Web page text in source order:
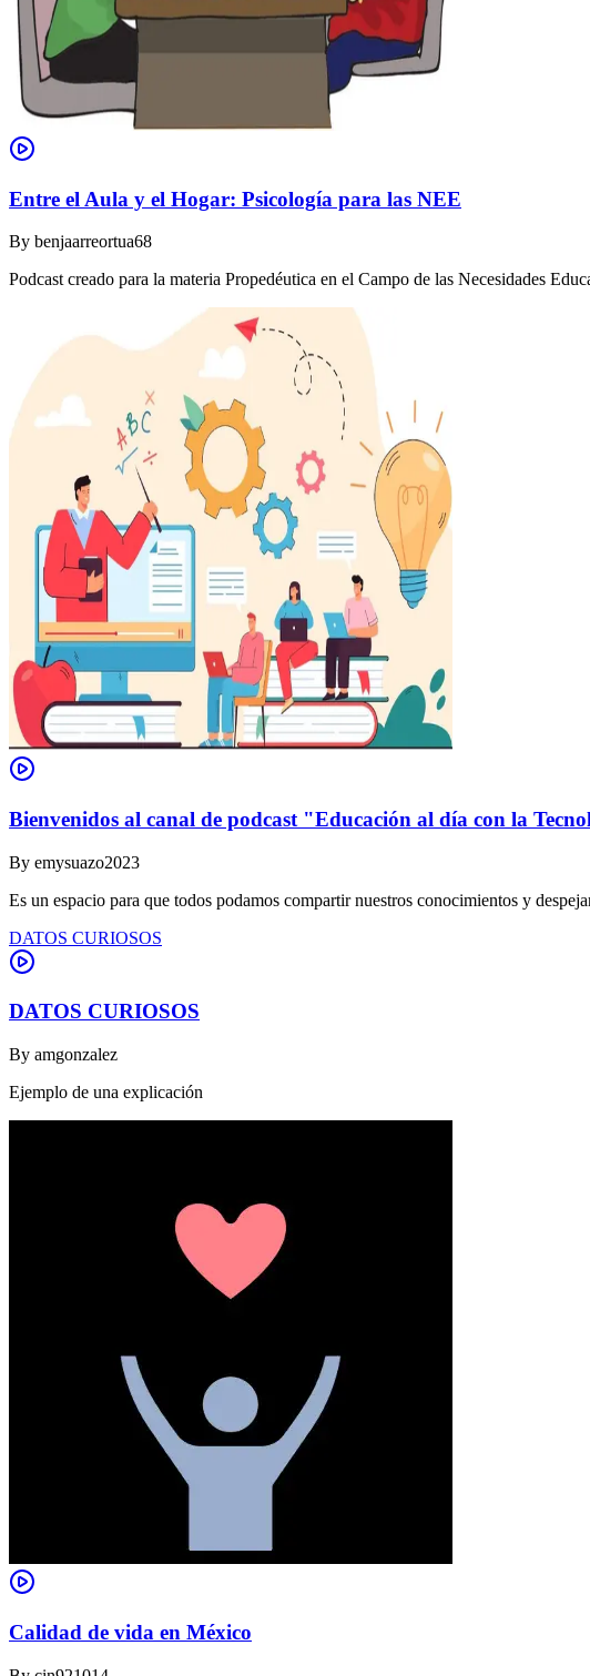
Entre el Aula y el Hogar: Psicología para las NEE
By benjaarreortua68
Podcast creado para la materia Propedéutica en el Campo de las Necesidades
Bienvenidos al canal de podcast "Educación al día con la
By emysuazo2023
Es un espacio para que todos podamos compartir nuestros conocimientos y
DATOS CURIOSOS
DATOS CURIOSOS
By amgonzalez
Ejemplo de una explicación
Calidad de vida en México